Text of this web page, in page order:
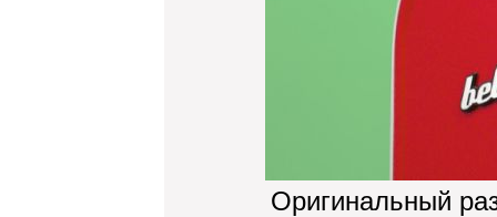
Оригинальный